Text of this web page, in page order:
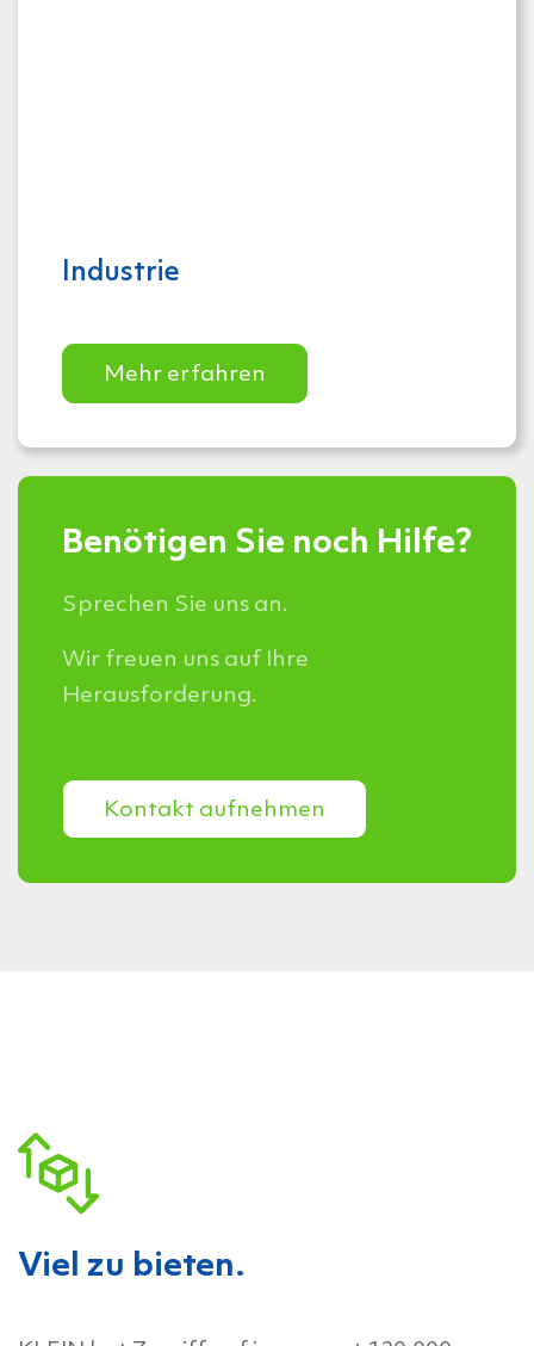
Industrie
Mehr erfahren
Benötigen Sie noch Hilfe?
Sprechen Sie uns an.
Wir freuen uns auf Ihre
Herausforderung.
Kontakt aufnehmen
Viel zu bieten.